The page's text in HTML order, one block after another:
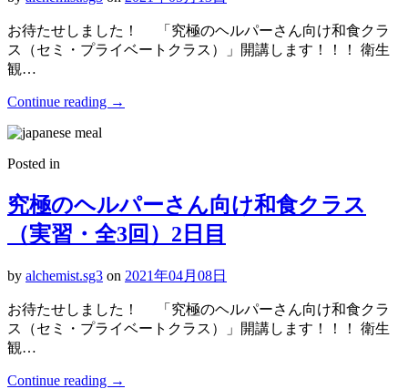
お待たせしました！ 「究極のヘルパーさん向け和食クラ
ス（セミ・プライベートクラス）」開講します！！！ 衛生
観…
Continue reading →
Posted in
究極のヘルパーさん向け和食クラス
（実習・全3回）2日目
by alchemist.sg3 on 2021年04月08日
お待たせしました！ 「究極のヘルパーさん向け和食クラ
ス（セミ・プライベートクラス）」開講します！！！ 衛生
観…
Continue reading →